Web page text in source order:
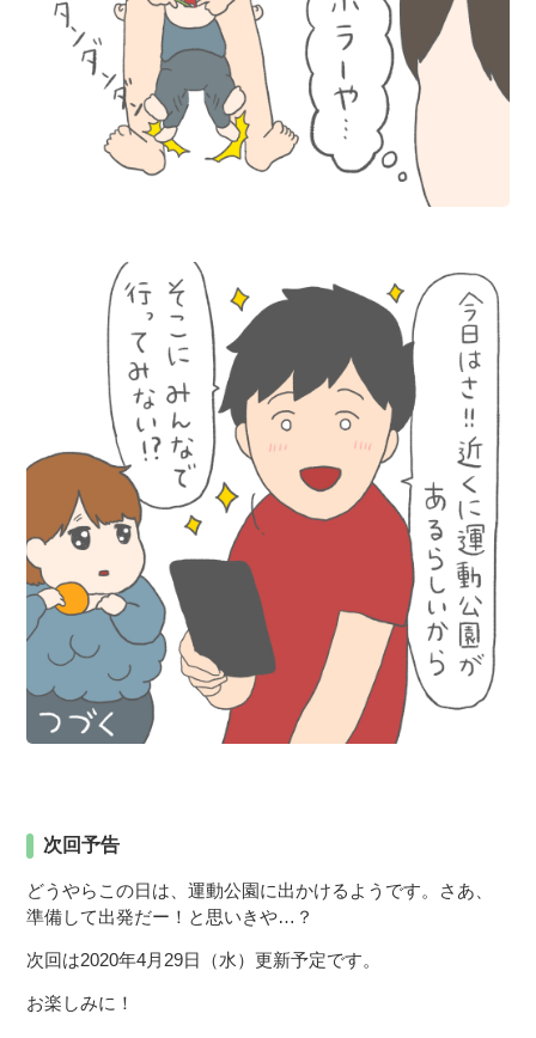
次回予告
どうやらこの日は、運動公園に出かけるようです。さあ、
準備して出発だー！と思いきや…？
次回は2020年4月29日（水）更新予定です。
お楽しみに！